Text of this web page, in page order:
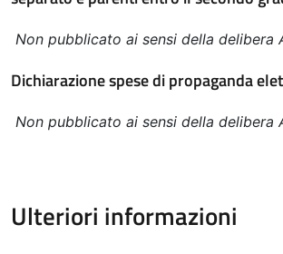
Non pubblicato ai sensi della delibera
Dichiarazione spese di propaganda
Non pubblicato ai sensi della delibera
Ulteriori informazioni